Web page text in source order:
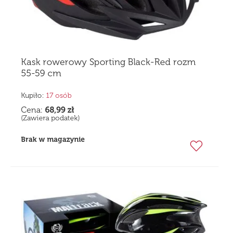
Kask rowerowy Sporting Black-Red rozm
55-59 cm
Kupiło: 17 osób
Cena: 68,99 zł
(Zawiera podatek)
Brak w magazynie